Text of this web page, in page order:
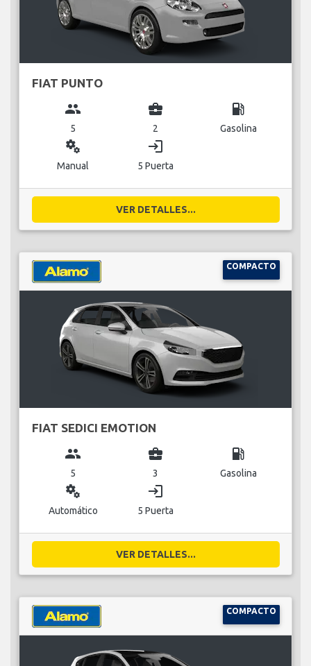
FIAT PUNTO
group
5
business_center
2
local_gas_station
Gasolina
miscellaneous_services
Manual
login
5 Puerta
VER DETALLES...
COMPACTO
FIAT SEDICI EMOTION
group
5
business_center
3
local_gas_station
Gasolina
miscellaneous_services
Automático
login
5 Puerta
VER DETALLES...
COMPACTO